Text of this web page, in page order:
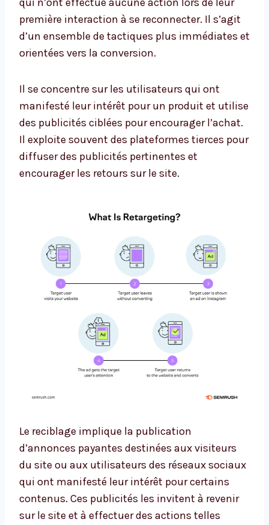
première interaction à se reconnecter. Il s’agit
d’un ensemble de tactiques plus immédiates et
orientées vers la conversion.
Il se concentre sur les utilisateurs qui ont
manifesté leur intérêt pour un produit et utilise
des publicités ciblées pour encourager l’achat.
Il exploite souvent des plateformes tierces pour
diffuser des publicités pertinentes et
encourager les retours sur le site.
Le reciblage implique la publication
d’annonces payantes destinées aux visiteurs
du site ou aux utilisateurs des réseaux sociaux
qui ont manifesté leur intérêt pour certains
contenus. Ces publicités les invitent à revenir
sur le site et à effectuer des actions telles